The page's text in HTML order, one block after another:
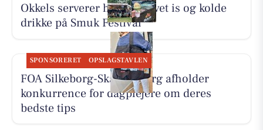
Okkels serverer hjemmelavet is og kolde
drikke på Smuk Festival
SPONSORERET OPSLAGSTAVLEN
FOA Silkeborg-Skanderborg afholder
konkurrence for dagplejere om deres
bedste tips